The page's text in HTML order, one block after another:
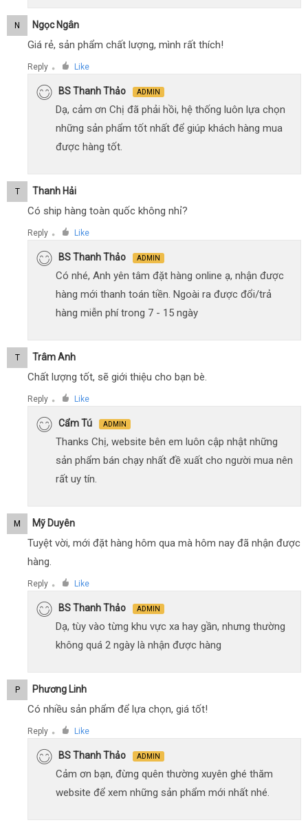
N Ngọc Ngân
Giá rẻ, sản phẩm chất lượng, mình rất thích!
Reply ● Like
BS Thanh Thảo ADMIN
Dạ, cảm ơn Chị đã phải hồi, hệ thống luôn lựa chọn
những sản phẩm tốt nhất để giúp khách hàng mua
được hàng tốt.
T Thanh Hải
Có ship hàng toàn quốc không nhỉ?
Reply ● Like
BS Thanh Thảo ADMIN
Có nhé, Anh yên tâm đặt hàng online ạ, nhận được
hàng mới thanh toán tiền. Ngoài ra được đổi/trả
hàng miễn phí trong 7 - 15 ngày
T Trâm Anh
Chất lượng tốt, sẽ giới thiệu cho bạn bè.
Reply ● Like
Cẩm Tú ADMIN
Thanks Chị, website bên em luôn cập nhật những
sản phẩm bán chạy nhất đề xuất cho người mua nên
rất uy tín.
M Mỹ Duyên
Tuyệt vời, mới đặt hàng hôm qua mà hôm nay đã nhận được
hàng.
Reply ● Like
BS Thanh Thảo ADMIN
Dạ, tùy vào từng khu vực xa hay gần, nhưng thường
không quá 2 ngày là nhận được hàng
P Phương Linh
Có nhiều sản phẩm để lựa chọn, giá tốt!
Reply ● Like
BS Thanh Thảo ADMIN
Cảm ơn bạn, đừng quên thường xuyên ghé thăm
website để xem những sản phẩm mới nhất nhé.